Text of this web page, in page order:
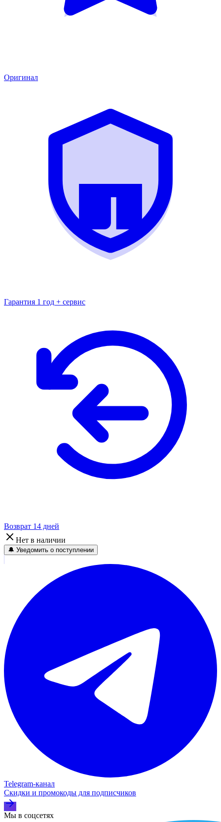
Оригинал
Гарантия 1 год + сервис
Возврат 14 дней
Нет в наличии
🔔 Уведомить о поступлении
Telegram‑канал
Скидки и промокоды для подписчиков
Мы в соцсетях